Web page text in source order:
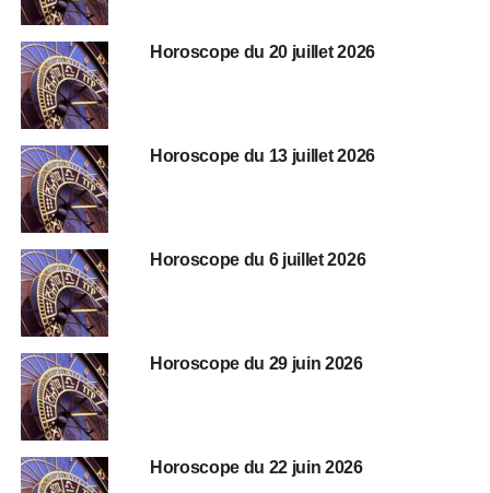
Horoscope du 20 juillet 2026
Horoscope du 13 juillet 2026
Horoscope du 6 juillet 2026
Horoscope du 29 juin 2026
Horoscope du 22 juin 2026